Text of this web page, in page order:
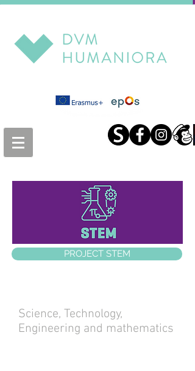
PROJECT STEM
Science, Technology,
Engineering and mathematics